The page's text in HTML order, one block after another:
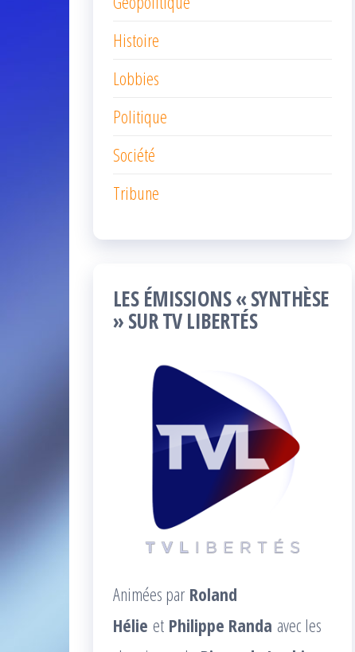
Histoire
Lobbies
Politique
Société
Tribune
LES ÉMISSIONS « SYNTHÈSE
» SUR TV LIBERTÉS
Animées par Roland
Hélie et Philippe Randa avec les